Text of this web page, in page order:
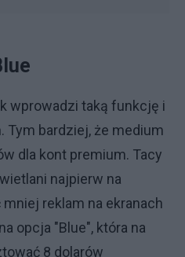
wprowadzi taką funkcję i
bardziej, że medium
dla kont premium. Tacy
najpierw na
reklam na ekranach
opcja "Blue", która na
8 dolarów